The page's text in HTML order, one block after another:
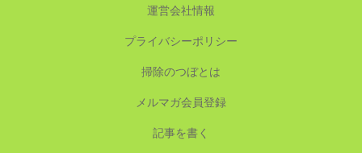
運営会社情報
プライバシーポリシー
掃除のつぼとは
メルマガ会員登録
記事を書く